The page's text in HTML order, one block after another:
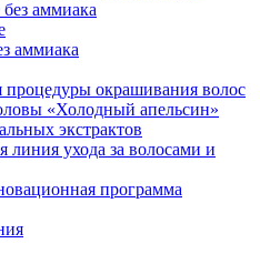
аммиака
аммиака
процедуры окрашивания волос
«Холодный апельсин»
экстрактов
линия ухода за волосами и
программа